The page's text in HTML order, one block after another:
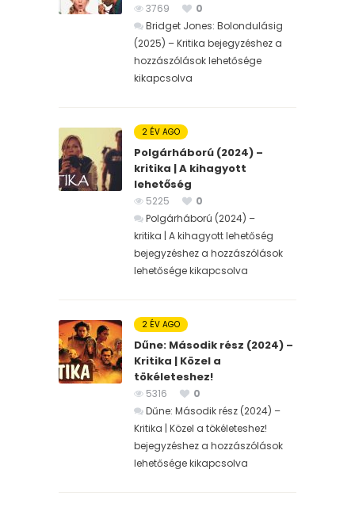
3769
0
Bridget Jones: Bolondulásig
(2025) – Kritika bejegyzéshez a
hozzászólások lehetősége
kikapcsolva
2 ÉV AGO
Polgárháború (2024) –
kritika | A kihagyott
lehetőség
5225
0
Polgárháború (2024) –
kritika | A kihagyott lehetőség
bejegyzéshez a hozzászólások
lehetősége kikapcsolva
2 ÉV AGO
Dűne: Második rész (2024) –
Kritika | Közel a
tökéleteshez!
5316
0
Dűne: Második rész (2024) –
Kritika | Közel a tökéleteshez!
bejegyzéshez a hozzászólások
lehetősége kikapcsolva